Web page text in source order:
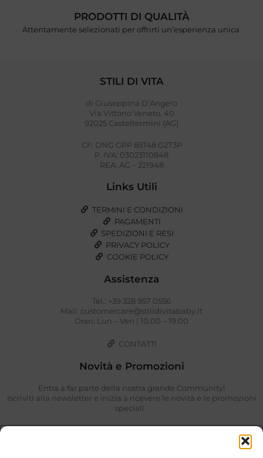
PRODOTTI DI QUALITÀ
Attentamente selezionati per offrirti un’esperienza unica.
STILI DI VITA
di Giuseppina D’Angelo
Via Vittorio Veneto, 40
92025 Casteltermini (AG)
CF: DNG GPP 85T48 G273P
P. IVA: 03023110848
REA: AG – 221948
Links Utili
TERMINI E CONDIZIONI
PAGAMENTI
SPEDIZIONI E RESI
PRIVACY POLICY
COOKIE POLICY
Assistenza
Tel.: +39 328 957 0556
Mail: customercare@stilidivitababy.it
Orari: Lun – Ven | 10.00 – 19.00
CONTATTI
Novità e Promozioni
Entra a far parte della nostra grande Community!
Iscriviti alla newsletter e inizia a ricevere le novità e le promozioni
speciali.